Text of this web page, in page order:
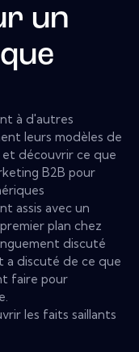
un
à d'autres
leurs modèles de
et découvrir ce que
B2B pour
assis avec un
plan chez
discuté
a discuté de ce que
faire pour
les faits saillants